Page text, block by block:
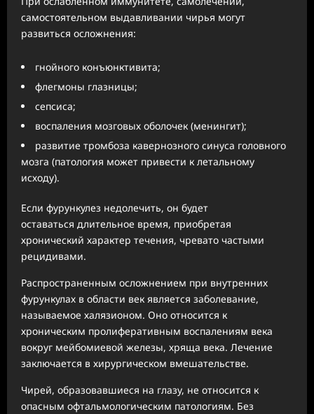
самостоятельном выдавливании чирья могут
развиться осложнения:
гнойного конъюнктивита;
флегмоны глазницы;
сепсиса;
воспаления мозговых оболочек (менингит);
развитие тромбоза кавернозного синуса головного
мозга (патология может привести к летальному
исходу).
Если фурункулез недолечить, он будет
оставаться длительное время, приобретая
хронический характер течения, чревато частыми
рецидивами.
Распространенным осложнением при внутренних
фурункулах в области век является заболевание,
называемое халязионом. Оно относится к
хроническим пролиферативным воспалениям века
вокруг мейбомиевой железы, хряща века. Лечение
заключается в хирургическом вмешательстве.
Чирей, образовавшиеся на глазу, не относится к
опасным офтальмологическим патологиям. Без